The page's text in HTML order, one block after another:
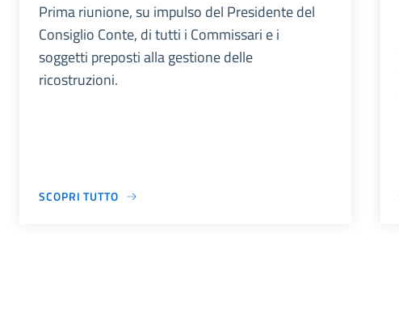
Prima riunione, su impulso del Presidente del
Consiglio Conte, di tutti i Commissari e i
soggetti preposti alla gestione delle
ricostruzioni.
SCOPRI TUTTO